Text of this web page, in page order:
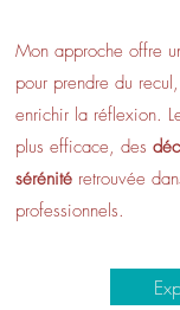
Mon approche offre
pour prendre du
enrichir la réflexion.
plus efficace, des
sérénité retrouvée
professionnels.